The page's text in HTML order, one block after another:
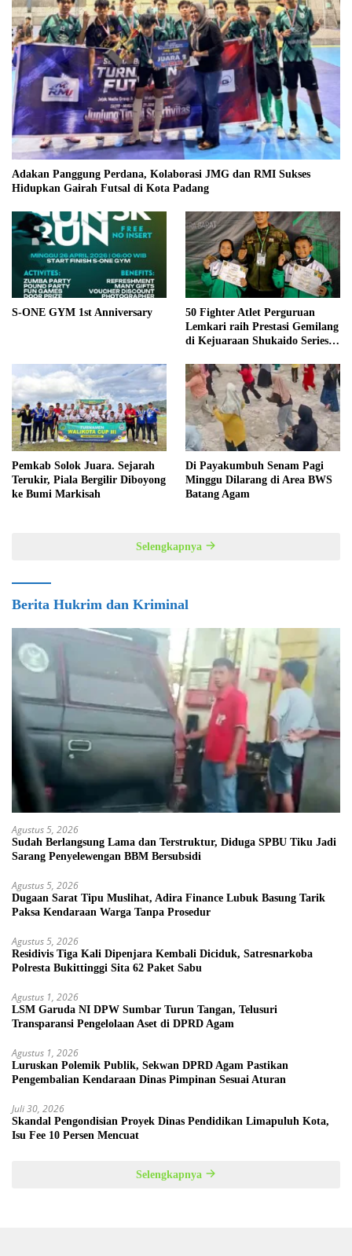
Adakan Panggung Perdana, Kolaborasi JMG dan RMI Sukses
Hidupkan Gairah Futsal di Kota Padang
S-ONE GYM 1st Anniversary
50 Fighter Atlet Perguruan
Lemkari raih Prestasi Gemilang
di Kejuaraan Shukaido Series 1
Pemkab Solok Juara. Sejarah
Terukir, Piala Bergilir Diboyong
ke Bumi Markisah
Di Payakumbuh Senam Pagi
Minggu Dilarang di Area BWS
Batang Agam
Selengkapnya
Berita Hukrim dan Kriminal
Agustus 5, 2026
Sudah Berlangsung Lama dan Terstruktur, Diduga SPBU Tiku Jadi
Sarang Penyelewengan BBM Bersubsidi
Agustus 5, 2026
Dugaan Sarat Tipu Muslihat, Adira Finance Lubuk Basung Tarik
Paksa Kendaraan Warga Tanpa Prosedur
Agustus 5, 2026
Residivis Tiga Kali Dipenjara Kembali Diciduk, Satresnarkoba
Polresta Bukittinggi Sita 62 Paket Sabu
Agustus 1, 2026
LSM Garuda NI DPW Sumbar Turun Tangan, Telusuri
Transparansi Pengelolaan Aset di DPRD Agam
Agustus 1, 2026
Luruskan Polemik Publik, Sekwan DPRD Agam Pastikan
Pengembalian Kendaraan Dinas Pimpinan Sesuai Aturan
Juli 30, 2026
Skandal Pengondisian Proyek Dinas Pendidikan Limapuluh Kota,
Isu Fee 10 Persen Mencuat
Selengkapnya